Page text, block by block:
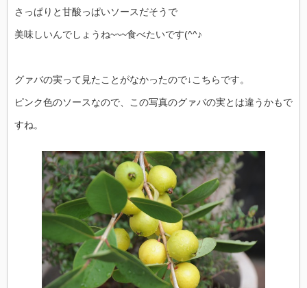
さっぱりと甘酸っぱいソースだそうで
美味しいんでしょうね~~~食べたいです(^^♪
グァバの実って見たことがなかったので↓こちらです。
ピンク色のソースなので、この写真のグァバの実とは違うかもで
すね。